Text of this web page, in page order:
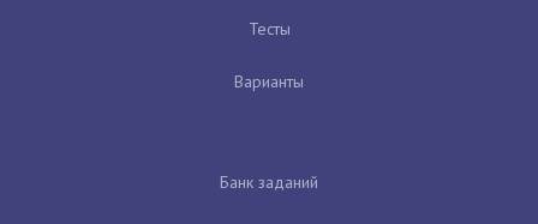
Тесты
Варианты
Банк заданий